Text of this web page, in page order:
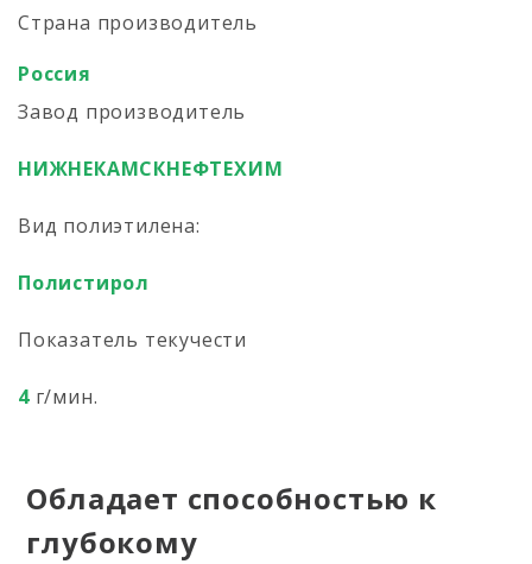
Страна производитель
Россия
Завод производитель
НИЖНЕКАМСКНЕФТЕХИМ
Вид полиэтилена:
Полистирол
Показатель текучести
4 г/мин.
Обладает способностью к
глубокому